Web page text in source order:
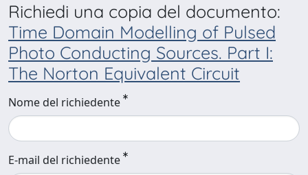
Richiedi una copia del documento:
Time Domain Modelling of Pulsed
Photo Conducting Sources. Part I:
The Norton Equivalent Circuit
Nome del richiedente
E-mail del richiedente